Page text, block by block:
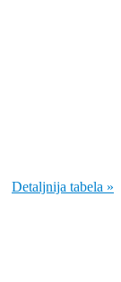
Detaljnija tabela »